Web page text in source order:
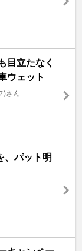
目立たなく
ウェット
)さん
、パット明